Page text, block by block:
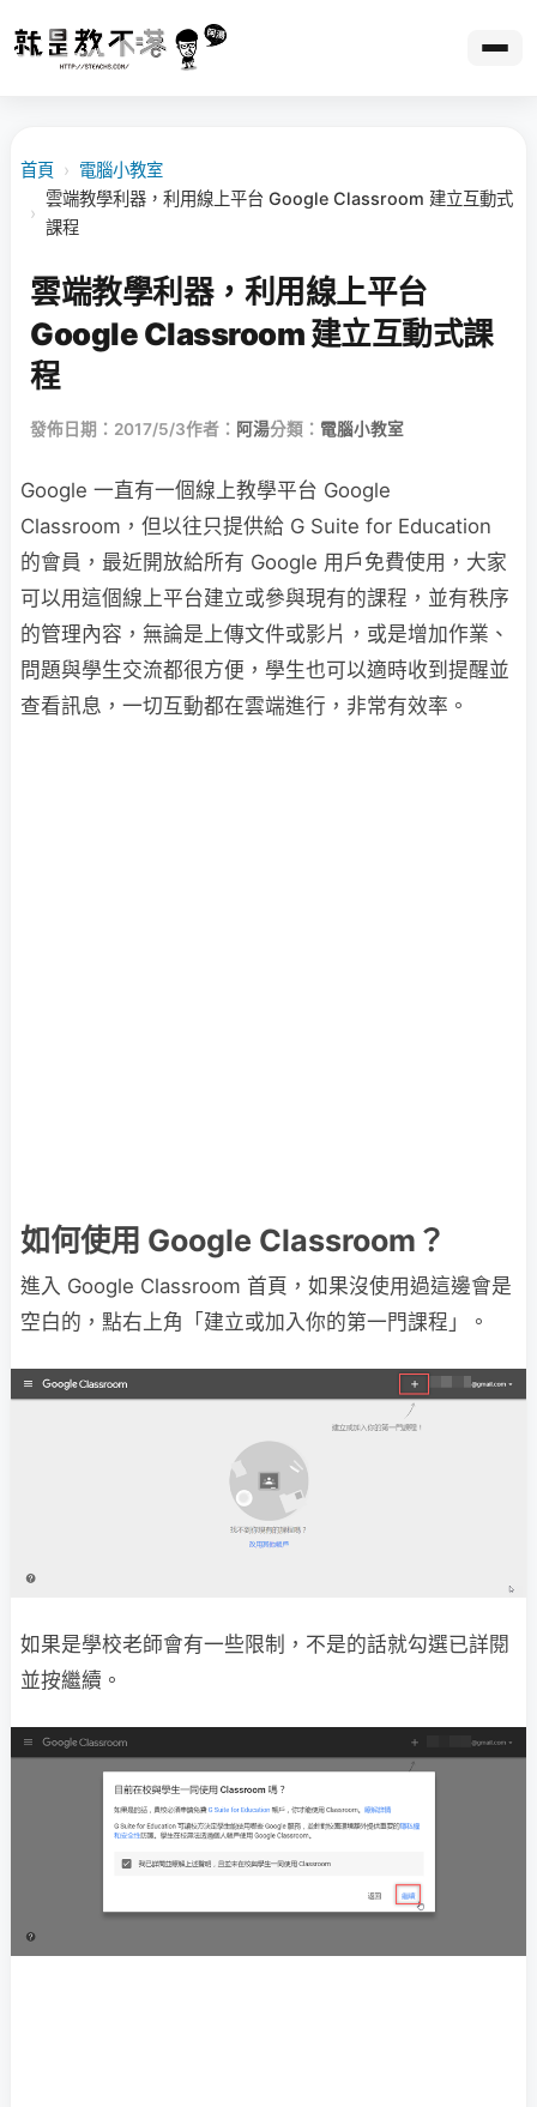
首頁 › 電腦小教室
›
雲端教學利器，利用線上平台 Google Classroom 建立互動式
課程
雲端教學利器，利用線上平台
Google Classroom 建立互動式課
程
發佈日期：2017/5/3作者： 阿湯分類： 電腦小教室
Google 一直有一個線上教學平台 Google
Classroom，但以往只提供給 G Suite for Education
的會員，最近開放給所有 Google 用戶免費使用，大家
可以用這個線上平台建立或參與現有的課程，並有秩序
的管理內容，無論是上傳文件或影片，或是增加作業、
問題與學生交流都很方便，學生也可以適時收到提醒並
查看訊息，一切互動都在雲端進行，非常有效率。
如何使用 Google Classroom？
進入 Google Classroom 首頁，如果沒使用過這邊會是
空白的，點右上角「建立或加入你的第一門課程」。
如果是學校老師會有一些限制，不是的話就勾選已詳閱
並按繼續。